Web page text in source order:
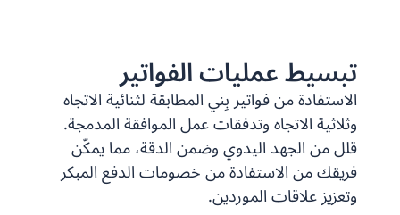
تبسيط عمليات الفواتير
الاستفادة من فواتير بِني المطابقة لثنائية الاتجاه
وثلاثية الاتجاه وتدفقات عمل الموافقة المدمجة.
قلل من الجهد اليدوي وضمن الدقة، مما يمكّن
فريقك من الاستفادة من خصومات الدفع المبكر
وتعزيز علاقات الموردين.